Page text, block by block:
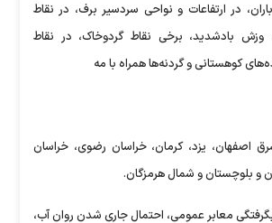
در ارتفاعات و نواحی سردسیر برف، در نقاط
وزش بادشدید، برخی نقاط گردوخاک، در نقاط
کوهستانی و گردنه‌ها همراه با مه
۱۴۰۳/۰۱/۱۰: شرق اصفهان، یزد، کرمان، خراسان رضوی، خراسان
و بلوچستان و شمال هرمزگان.
معابر عمومی، احتمال جاری شدن روان آب،